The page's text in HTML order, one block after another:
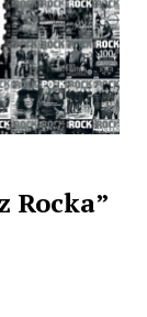
Rocka”